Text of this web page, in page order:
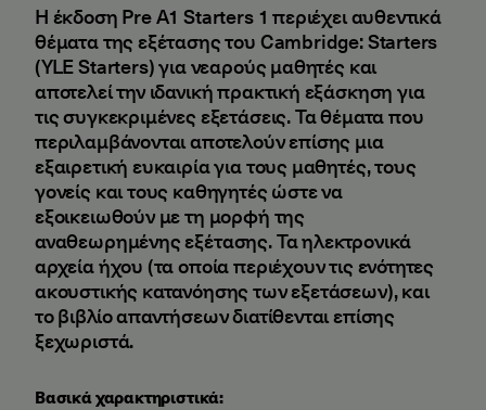
Η έκδοση Pre A1 Starters 1 περιέχει αυθεντικά
θέματα της εξέτασης του Cambridge: Starters
(YLE Starters) για νεαρούς μαθητές και
αποτελεί την ιδανική πρακτική εξάσκηση για
τις συγκεκριμένες εξετάσεις. Τα θέματα που
περιλαμβάνονται αποτελούν επίσης μια
εξαιρετική ευκαιρία για τους μαθητές, τους
γονείς και τους καθηγητές ώστε να
εξοικειωθούν με τη μορφή της
αναθεωρημένης εξέτασης. Τα ηλεκτρονικά
αρχεία ήχου (τα οποία περιέχουν τις ενότητες
ακουστικής κατανόησης των εξετάσεων), και
το βιβλίο απαντήσεων διατίθενται επίσης
ξεχωριστά.
Βασικά χαρακτηριστικά: